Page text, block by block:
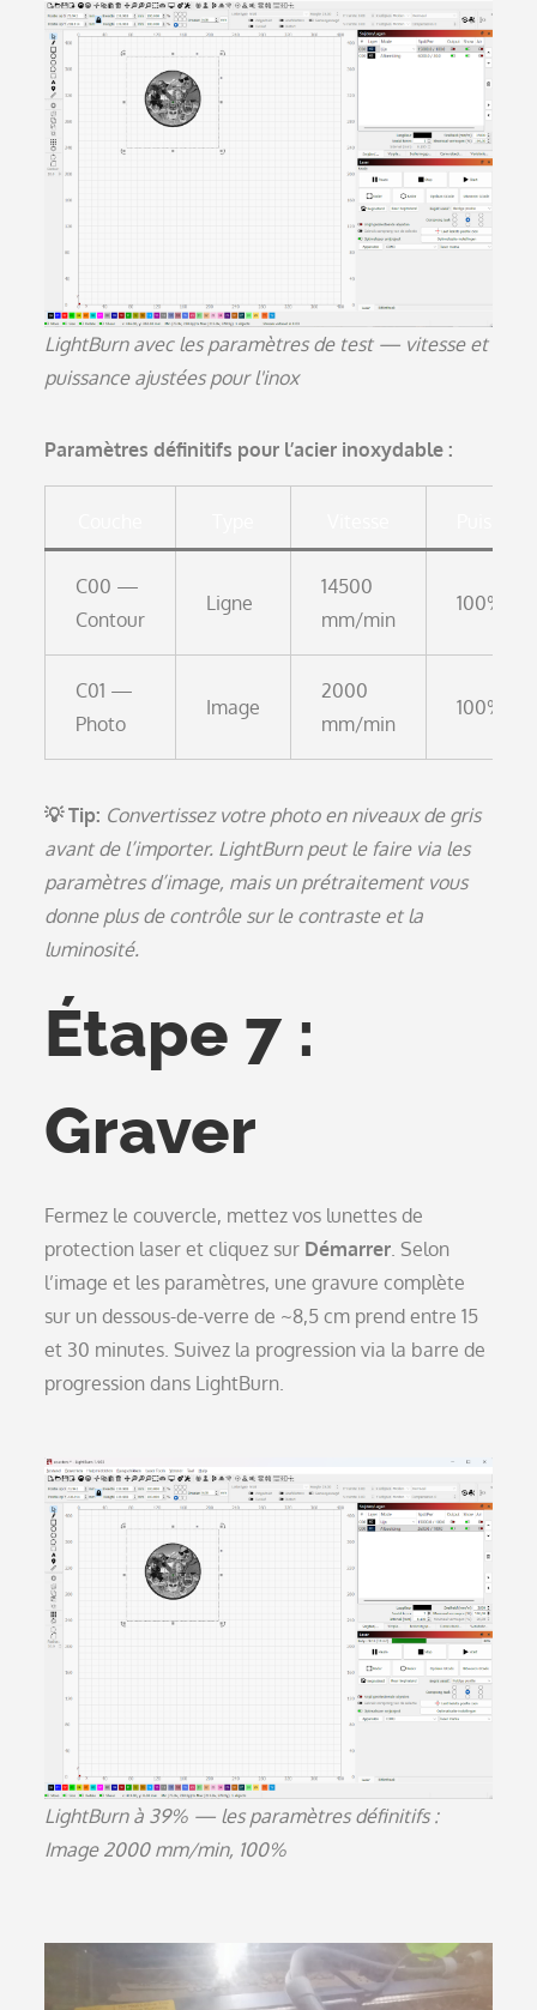
LightBurn avec les paramètres de test — vitesse et
puissance ajustées pour l'inox
Paramètres définitifs pour l’acier inoxydable :
C00 —
Contour
Ligne
14500
mm/min
100%
C01 —
Photo
Image
2000
mm/min
100%
💡 Tip: Convertissez votre photo en niveaux de gris
avant de l’importer. LightBurn peut le faire via les
paramètres d’image, mais un prétraitement vous
donne plus de contrôle sur le contraste et la
luminosité.
Étape 7 :
Graver
Fermez le couvercle, mettez vos lunettes de
protection laser et cliquez sur Démarrer . Selon
l’image et les paramètres, une gravure complète
sur un dessous-de-verre de ~8,5 cm prend entre 15
et 30 minutes. Suivez la progression via la barre de
progression dans LightBurn.
LightBurn à 39% — les paramètres définitifs :
Image 2000 mm/min, 100%